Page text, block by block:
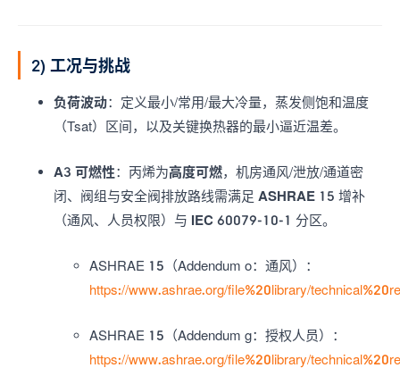
2) 工况与挑战
负荷波动：定义最小/常用/最大冷量，蒸发侧饱和温度
（Tsat）区间，以及关键换热器的最小逼近温差。
A3 可燃性：丙烯为高度可燃，机房通风/泄放/通道密
闭、阀组与安全阀排放路线需满足 ASHRAE 15 增补
（通风、人员权限）与 IEC 60079-10-1 分区。
ASHRAE 15（Addendum o：通风）：
https://www.ashrae.org/file%20library/
ASHRAE 15（Addendum g：授权人员）：
https://www.ashrae.org/file%20library/